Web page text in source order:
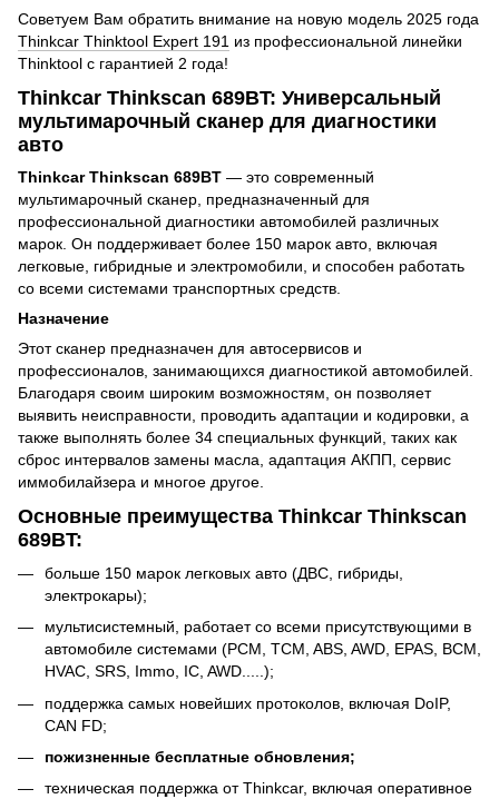
Советуем Вам обратить внимание на новую модель 2025 года
Thinkcar Thinktool Expert 191 из профессиональной линейки
Thinktool с гарантией 2 года!
Thinkcar Thinkscan 689BT: Универсальный
мультимарочный сканер для диагностики
авто
Thinkcar Thinkscan 689BT — это современный
мультимарочный сканер, предназначенный для
профессиональной диагностики автомобилей различных
марок. Он поддерживает более 150 марок авто, включая
легковые, гибридные и электромобили, и способен работать
со всеми системами транспортных средств.
Назначение
Этот сканер предназначен для автосервисов и
профессионалов, занимающихся диагностикой автомобилей.
Благодаря своим широким возможностям, он позволяет
выявить неисправности, проводить адаптации и кодировки, а
также выполнять более 34 специальных функций, таких как
сброс интервалов замены масла, адаптация АКПП, сервис
иммобилайзера и многое другое.
Основные преимущества Thinkcar Thinkscan
689BT:
больше 150 марок легковых авто (ДВС, гибриды,
электрокары);
мультисистемный, работает со всеми присутствующими в
автомобиле системами (PCM, TCM, ABS, AWD, EPAS, BCM,
HVAC, SRS, Immo, IC, AWD.....);
поддержка самых новейших протоколов, включая DoIP,
CAN FD;
пожизненные бесплатные обновления;
техническая поддержка от Thinkcar, включая оперативное